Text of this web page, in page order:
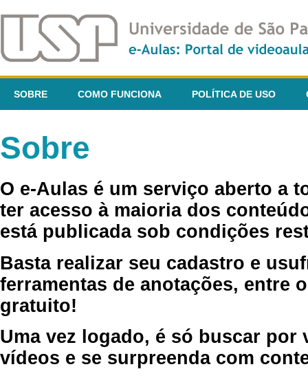
SOBRE COMO FUNCIONA POLÍTICA DE USO
Sobre
O e-Aulas é um serviço aberto a
ter acesso à maioria dos
está publicada sob condições
Basta realizar seu cadastro e
ferramentas de anotações, entre
gratuito!
Uma vez logado, é só buscar por
vídeos e se surpreenda com